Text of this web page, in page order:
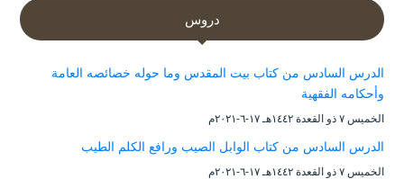
دروس
الدرس السادس من كتاب بيت المقدس وما حوله خصائصه العامة
وأحكامه الفقهية
الخميس ۷ ذو القعدة ۱٤٤۲هـ ۱۷-٦-۲۰۲۱م
الدرس السادس من كتاب الوابل الصيب ورافع الكلم الطيب
الخميس ۷ ذو القعدة ۱٤٤۲هـ ۱۷-٦-۲۰۲۱م